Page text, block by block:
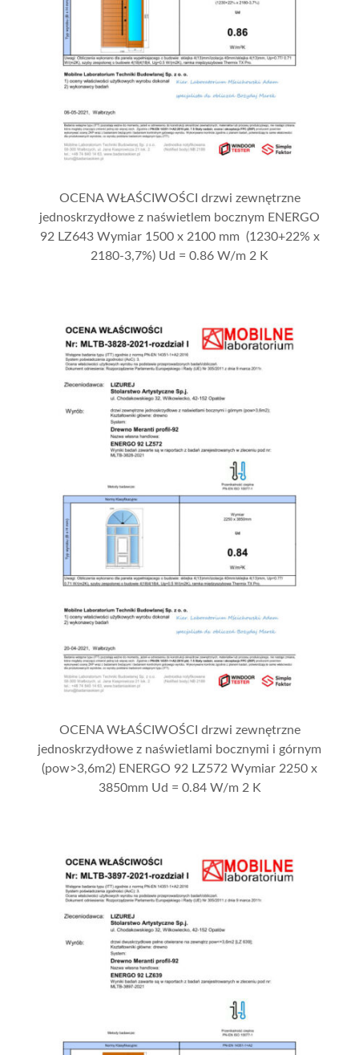
OCENA WŁAŚCIWOŚCI drzwi zewnętrzne
jednoskrzydłowe z naświetlem bocznym ENERGO
92 LZ643 Wymiar 1500 x 2100 mm (1230+22% x
2180-3,7%) Ud = 0.86 W/m 2 K
OCENA WŁAŚCIWOŚCI drzwi zewnętrzne
jednoskrzydłowe z naświetlami bocznymi i górnym
(pow>3,6m2) ENERGO 92 LZ572 Wymiar 2250 x
3850mm Ud = 0.84 W/m 2 K